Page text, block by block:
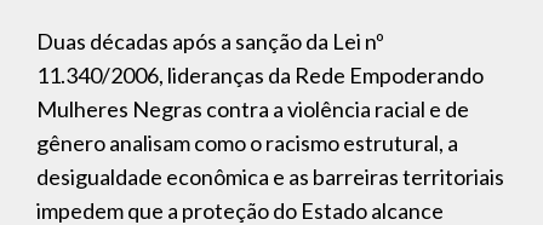
Duas décadas após a sanção da Lei nº
11.340/2006, lideranças da Rede Empoderando
Mulheres Negras contra a violência racial e de
gênero analisam como o racismo estrutural, a
desigualdade econômica e as barreiras territoriais
impedem que a proteção do Estado alcance